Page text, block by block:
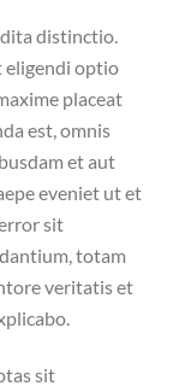
distinctio.
eligendi optio
placeat
est, omnis
et aut
eveniet ut et
sit
totam
veritatis et
sit